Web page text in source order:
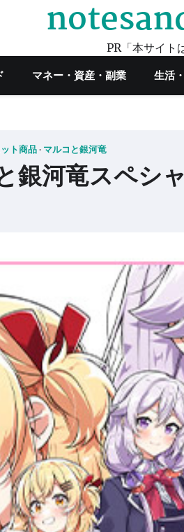
PR「本サイト
マネー・資産・副業 生活
ト商品 マルコと銀河竜
銀河竜スペシ